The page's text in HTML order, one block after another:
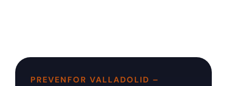
PREVENFOR VALLADOLID –